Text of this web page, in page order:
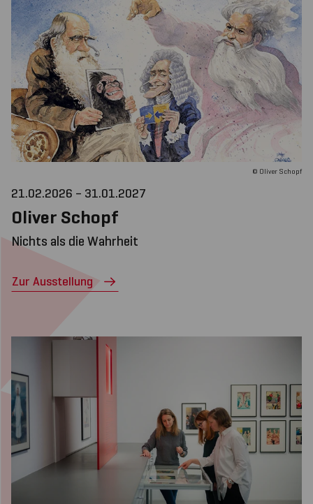
© Oliver Schopf
21.02.2026 – 31.01.2027
Oliver Schopf
Nichts als die Wahrheit
Zur Ausstellung